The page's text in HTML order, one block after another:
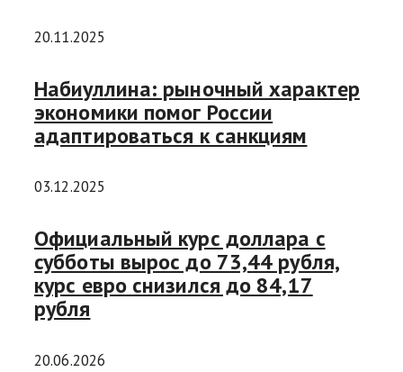
20.11.2025
Набиуллина: рыночный характер
экономики помог России
адаптироваться к санкциям
03.12.2025
Официальный курс доллара с
субботы вырос до 73,44 рубля,
курс евро снизился до 84,17
рубля
20.06.2026